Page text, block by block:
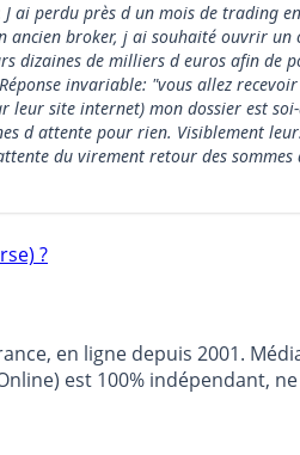
J ai perdu près d un mois de trading
broker, j ai souhaité ouvrir un
dizaines de milliers d euros afin de
invariable: "vous allez
site internet) mon dossier est
d attente pour rien. Visiblement
du virement retour des
?
en ligne depuis 2001.
est 100% indépendant,